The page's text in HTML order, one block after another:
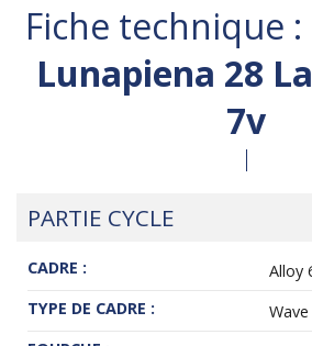
Fiche technique :
Lunapiena 28
7v
PARTIE CYCLE
CADRE :
Alloy
TYPE DE CADRE :